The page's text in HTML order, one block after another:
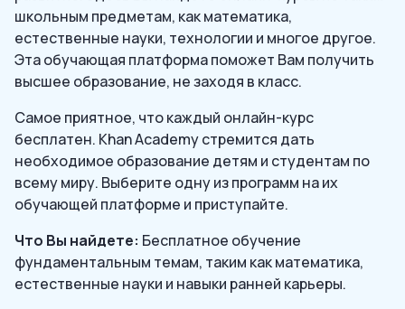
школьным предметам, как математика,
естественные науки, технологии и многое другое.
Эта обучающая платформа поможет Вам получить
высшее образование, не заходя в класс.
Самое приятное, что каждый онлайн-курс
бесплатен. Khan Academy стремится дать
необходимое образование детям и студентам по
всему миру. Выберите одну из программ на их
обучающей платформе и приступайте.
Что Вы найдете: Бесплатное обучение
фундаментальным темам, таким как математика,
естественные науки и навыки ранней карьеры.